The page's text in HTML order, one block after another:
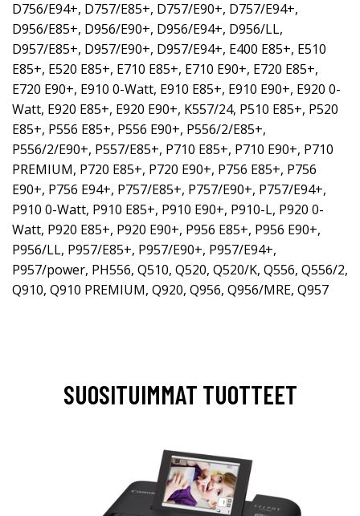
D756/E94+, D757/E85+, D757/E90+, D757/E94+,
D956/E85+, D956/E90+, D956/E94+, D956/LL,
D957/E85+, D957/E90+, D957/E94+, E400 E85+, E510
E85+, E520 E85+, E710 E85+, E710 E90+, E720 E85+,
E720 E90+, E910 0-Watt, E910 E85+, E910 E90+, E920 0-
Watt, E920 E85+, E920 E90+, K557/24, P510 E85+, P520
E85+, P556 E85+, P556 E90+, P556/2/E85+,
P556/2/E90+, P557/E85+, P710 E85+, P710 E90+, P710
PREMIUM, P720 E85+, P720 E90+, P756 E85+, P756
E90+, P756 E94+, P757/E85+, P757/E90+, P757/E94+,
P910 0-Watt, P910 E85+, P910 E90+, P910-L, P920 0-
Watt, P920 E85+, P920 E90+, P956 E85+, P956 E90+,
P956/LL, P957/E85+, P957/E90+, P957/E94+,
P957/power, PH556, Q510, Q520, Q520/K, Q556, Q556/2,
Q910, Q910 PREMIUM, Q920, Q956, Q956/MRE, Q957
SUOSITUIMMAT TUOTTEET